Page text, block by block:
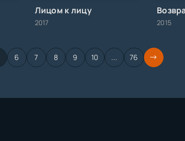
Лицом к лицу
2017 2015
6 7 8 9 10 ... 76